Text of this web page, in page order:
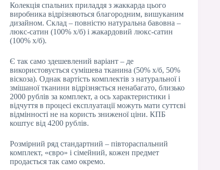
Колекція спальних приладдя з жаккарда цього
виробника відрізняються благородним, вишуканим
дизайном. Склад – повністю натуральна бавовна –
люкс-сатин (100% х/б) і жакардовий люкс-сатин
(100% х/б).
Є так само здешевлений варіант – де
використовується сумішева тканина (50% х/б, 50%
віскоза). Однак вартість комплектів з натуральної і
змішаної тканини відрізняється ненабагато, близько
2000 рублів за комплект, а ось характеристики і
відчуття в процесі експлуатації можуть мати суттєві
відмінності не на користь зниженої ціни. КПБ
коштує від 4200 рублів.
Розмірний ряд стандартний – півтораспальний
комплект, «євро» і сімейний, кожен предмет
продається так само окремо.